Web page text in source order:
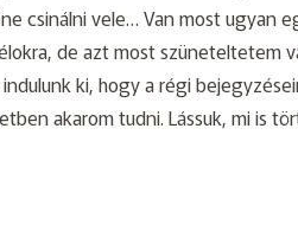
csinálni vele… Van most ugyan
de azt most szüneteltetem
ki, hogy a régi
akarom tudni. Lássuk, mi is